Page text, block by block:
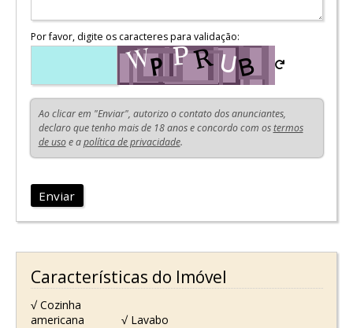
Por favor, digite os caracteres para validação:
Ao clicar em "Enviar", autorizo o contato dos anunciantes,
declaro que tenho mais de 18 anos e concordo com ostermos
de usoe apolítica de privacidade.
Enviar
Características do Imóvel
√ Cozinha
americana
√ Lavabo